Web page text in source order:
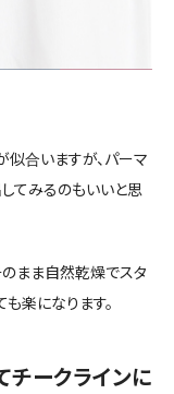
合いますが、パーマ
てみるのもいいと思
まま自然乾燥でスタ
楽になります。
チークラインに